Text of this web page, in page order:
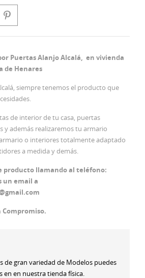
Puertas Alanjo Alcalá, en vivienda
de Henares
siempre tenemos el producto que
de interior de tu casa, puertas
y además realizaremos tu armario
o interiores totalmente adaptado
a medida y demás.
producto llamando al teléfono:
un email a
Compromiso.
de gran variedad de Modelos puedes
en en nuestra tienda física.